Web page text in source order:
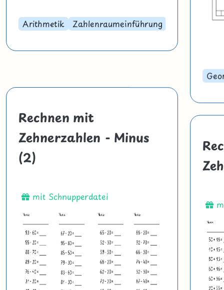
Arithmetik Zahlenraumeinführung
Rechnen mit
Zehnerzahlen - Minus
(2)
mit Schnupperdatei